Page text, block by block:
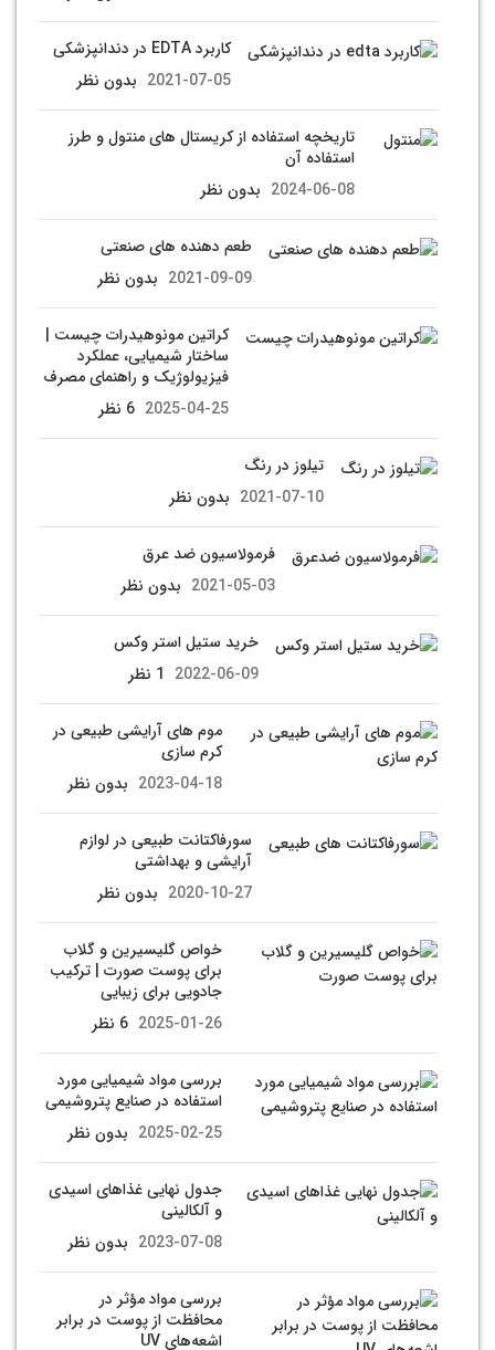
کاربرد EDTA در دندانپزشکی
2021-07-05 بدون نظر
تاریخچه استفاده از کریستال های منتول و طرز
استفاده آن
2024-06-08 بدون نظر
طعم دهنده های صنعتی
2021-09-09 بدون نظر
کراتین مونوهیدرات چیست |
ساختار شیمیایی، عملکرد
فیزیولوژیک و راهنمای مصرف
2025-04-25 6 نظر
تیلوز در رنگ
2021-07-10 بدون نظر
فرمولاسیون ضد عرق
2021-05-03 بدون نظر
خرید ستیل استر وکس
2022-06-09 1 نظر
موم های آرایشی طبیعی در
کرم سازی
2023-04-18 بدون نظر
سورفاکتانت طبیعی در لوازم
آرایشی و بهداشتی
2020-10-27 بدون نظر
خواص گلیسیرین و گلاب
برای پوست صورت | ترکیب
جادویی برای زیبایی
2025-01-26 6 نظر
بررسی مواد شیمیایی مورد
استفاده در صنایع پتروشیمی
2025-02-25 بدون نظر
جدول نهایی غذاهای اسیدی
و آلکالینی
2023-07-08 بدون نظر
بررسی مواد مؤثر در
محافظت از پوست در برابر
اشعه‌های UV